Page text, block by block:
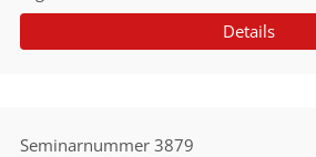
Details
Seminarnummer 3879